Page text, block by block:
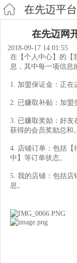
在先迈网
2018-09-17 14:01:55
在【个人中心】的【
息，其中每一项信息
1. 加盟保证金：正在
2. 已赚取补贴：加盟
3. 已赚取奖励：好友
获得的会员奖励总和。
4. 店铺订单：包括【
中】等订单状态。
5. 我的店铺：包括店
息。